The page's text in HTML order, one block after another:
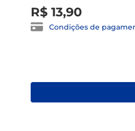
R$ 13,90
Condições de